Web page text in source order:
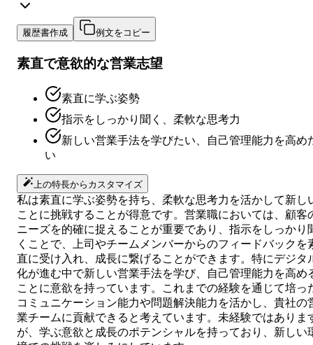
履歴書作成 例文をコピー
素直で意欲的な営業志望
素直に学ぶ姿勢
指示をしっかり聞く、柔軟な思考力
新しい営業手法を学びたい、自己管理能力を高め
い
上の特長からカスタマイズ
私は素直に学ぶ姿勢を持ち、柔軟な思考力を活かして新し
ことに挑戦することが得意です。営業職においては、顧客
ニーズを的確に捉えることが重要であり、指示をしっかり
くことで、上司やチームメンバーからのフィードバックを
直に受け入れ、成長に繋げることができます。特にデジタ
化が進む中で新しい営業手法を学び、自己管理能力を高め
ことに意欲を持っています。これまでの経験を通じて培っ
コミュニケーション能力や問題解決能力を活かし、貴社の
業チームに貢献できると考えています。未経験ではありま
が、学ぶ意欲と成長のポテンシャルを持っており、新しい